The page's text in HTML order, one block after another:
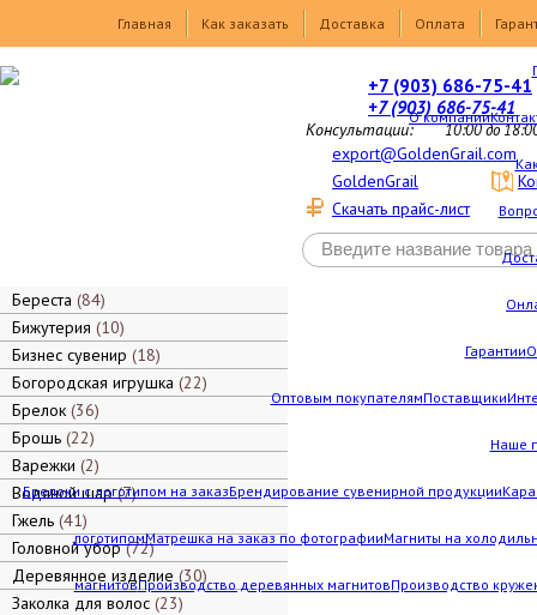
Главная
Как заказать Доставка Оплата
О компании
Гарантии
Оптовым покупателямПоставщики
Наше
Брелоки с логотипом на заказБрендирование сувенирной продукции
логотипомМатрешка на заказ по фотографииМагниты на
магнитовПроизводство деревянных магнитовПроизводство
+7 (903) 686-75-41
+7 (903) 686-75-41
Консультации: 10:00 до
export@GoldenGrail.com
GoldenGrail
Скачать прайс-лист
Береста 84
Бижутерия 10
Бизнес сувенир 18
Богородская игрушка 22
Брелок 36
Брошь 22
Варежки 2
Водяной шар 7
Гжель 41
Головной убор 72
Деревянное изделие 30
Заколка для волос 23